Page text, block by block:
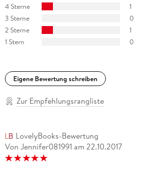
4 Sterne
1
3 Sterne
0
2 Sterne
1
1 Stern
0
Eigene Bewertung schreiben
Zur Empfehlungsrangliste
LovelyBooks-Bewertung
Von Jennifer081991 am 22.10.2017